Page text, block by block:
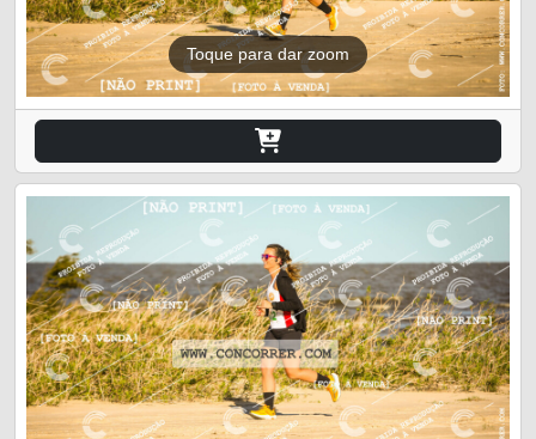
Toque para dar zoom